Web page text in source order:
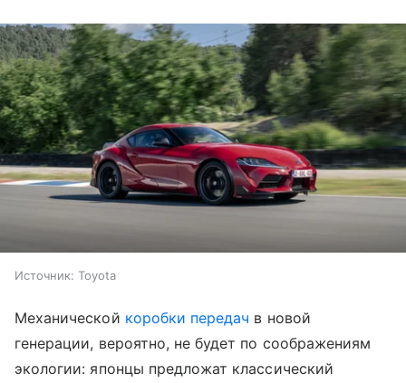
Источник: Toyota
Механической коробки передач в новой
генерации, вероятно, не будет по соображениям
экологии: японцы предложат классический